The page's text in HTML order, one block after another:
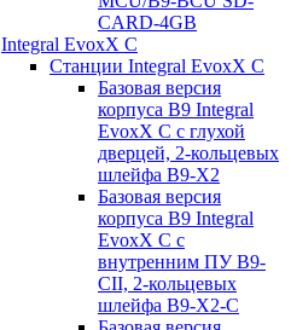
CARD-4GB
Integral EvoxX C
Станции Integral EvoxX C
Базовая версия
корпуса B9 Integral
EvoxX C с глухой
дверцей, 2-кольцевых
шлейфа B9-X2
Базовая версия
корпуса B9 Integral
EvoxX C с
внутренним ПУ B9-
CII, 2-кольцевых
шлейфа B9-X2-C